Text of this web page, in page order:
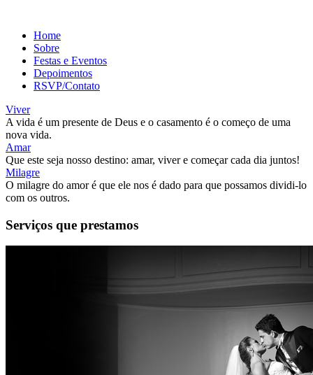
Home
Sobre
Festas e Eventos
Depoimentos
RSVP/Contato
Viver
A vida é um presente de Deus e o casamento é o começo de uma
nova vida.
Amar
Que este seja nosso destino: amar, viver e começar cada dia juntos!
Milagre
O milagre do amor é que ele nos é dado para que possamos dividi-lo
com os outros.
Serviços que prestamos